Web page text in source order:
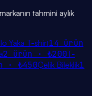
tahmini aylık
Yaka T-shirt14 ürün
2 ürün · ₺200T-
· ₺450Çelik Bileklik1